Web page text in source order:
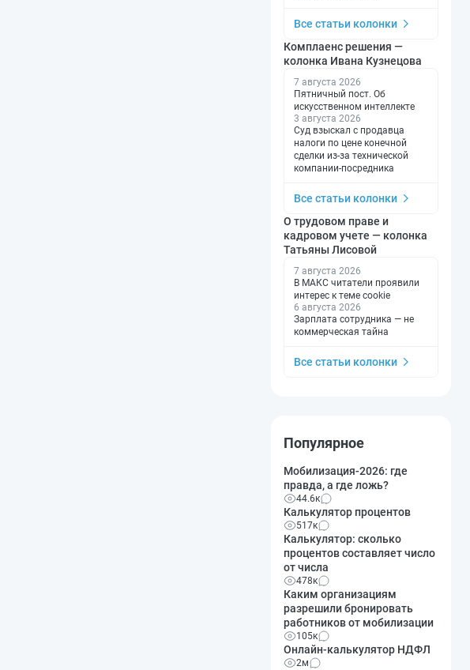
Все статьи колонки
Комплаенс решения —
колонка Ивана Кузнецова
7 августа 2026
Пятничный пост. Об
искусственном интеллекте
3 августа 2026
Суд взыскал с продавца
налоги по цене конечной
сделки из-за технической
компании-посредника
Все статьи колонки
О трудовом праве и
кадровом учете — колонка
Татьяны Лисовой
7 августа 2026
В МАКС читатели проявили
интерес к теме cookie
6 августа 2026
Зарплата сотрудника — не
коммерческая тайна
Все статьи колонки
Популярное
Мобилизация-2026: где
правда, а где ложь?
44.6к
Калькулятор процентов
517к
Калькулятор: сколько
процентов составляет число
от числа
478к
Каким организациям
разрешили бронировать
работников от мобилизации
105к
Онлайн-калькулятор НДФЛ
2м